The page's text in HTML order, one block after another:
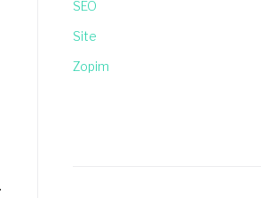
SEO
Site
Zopim